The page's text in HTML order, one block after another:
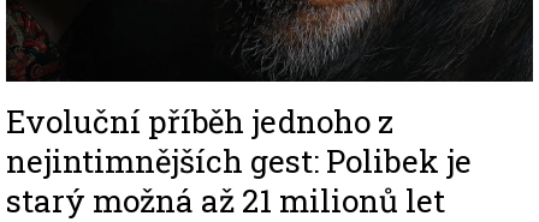
Evoluční příběh jednoho z
nejintimnějších gest: Polibek je
starý možná až 21 milionů let